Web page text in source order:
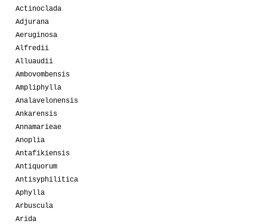
Actinoclada
Adjurana
Aeruginosa
Alfredii
Alluaudii
Ambovombensis
Ampliphylla
Analavelonensis
Ankarensis
Annamarieae
Anoplia
Antafikiensis
Antiquorum
Antisyphilitica
Aphylla
Arbuscula
Arida